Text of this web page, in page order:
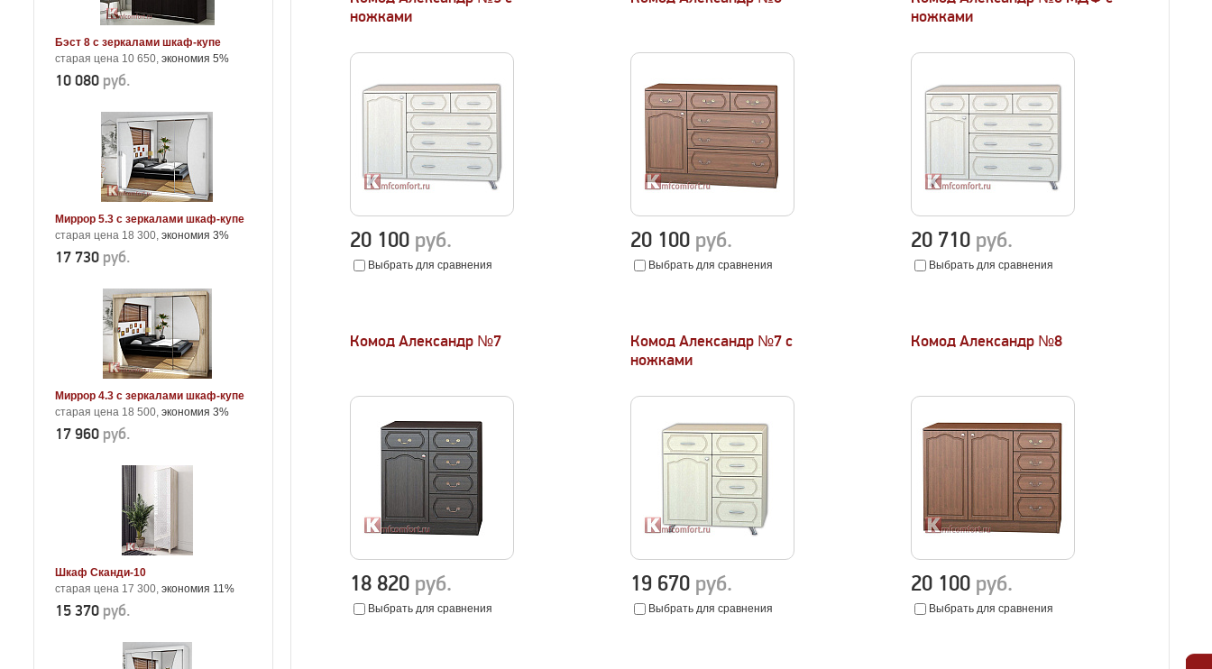
Бэст 8 с зеркалами шкаф-купе
старая цена 10 650, экономия 5%
10 080 руб.
Миррор 5.3 с зеркалами шкаф-купе
старая цена 18 300, экономия 3%
17 730 руб.
Миррор 4.3 с зеркалами шкаф-купе
старая цена 18 500, экономия 3%
17 960 руб.
Шкаф Сканди-10
старая цена 17 300, экономия 11%
15 370 руб.
ножками
20 100 руб.
Выбрать для сравнения
20 100 руб.
Выбрать для сравнения
ножками
20 710 руб.
Выбрать для сравнения
Комод Александр №7
18 820 руб.
Выбрать для сравнения
Комод Александр №7 с
ножками
19 670 руб.
Выбрать для сравнения
Комод Александр №8
20 100 руб.
Выбрать для сравнения